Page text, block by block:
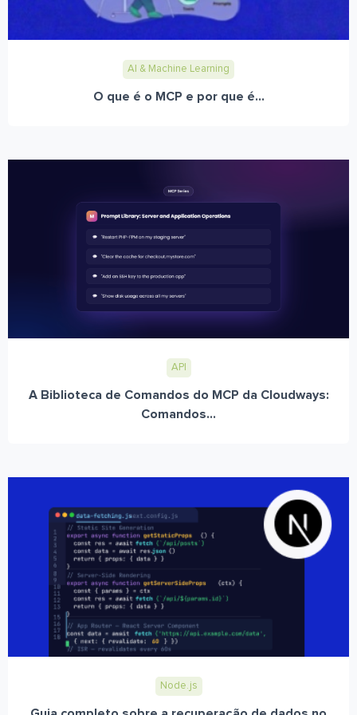
AI & Machine Learning
O que é o MCP e por que é...
API
A Biblioteca de Comandos do MCP da Cloudways:
Comandos...
Node.js